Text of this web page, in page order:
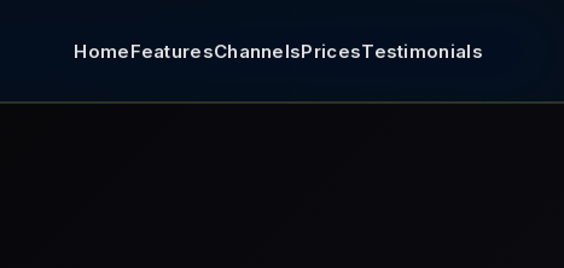
HomeFeaturesChannelsPricesTestimonials